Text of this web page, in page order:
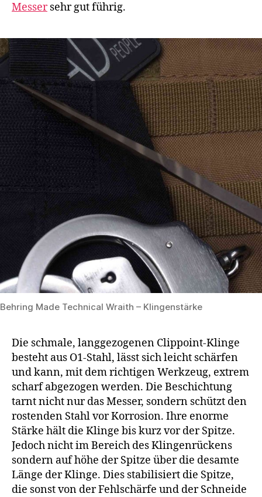
Messersehr gut führig.
Behring Made Technical Wraith – Klingenstärke
Die schmale, langgezogenen Clippoint-Klinge
besteht aus O1-Stahl, lässt sich leicht schärfen
und kann, mit dem richtigen Werkzeug, extrem
scharf abgezogen werden. Die Beschichtung
tarnt nicht nur das Messer, sondern schützt den
rostenden Stahl vor Korrosion. Ihre enorme
Stärke hält die Klinge bis kurz vor der Spitze.
Jedoch nicht im Bereich des Klingenrückens
sondern auf höhe der Spitze über die desamte
Länge der Klinge. Dies stabilisiert die Spitze,
die sonst von der Fehlschärfe und der Schneide